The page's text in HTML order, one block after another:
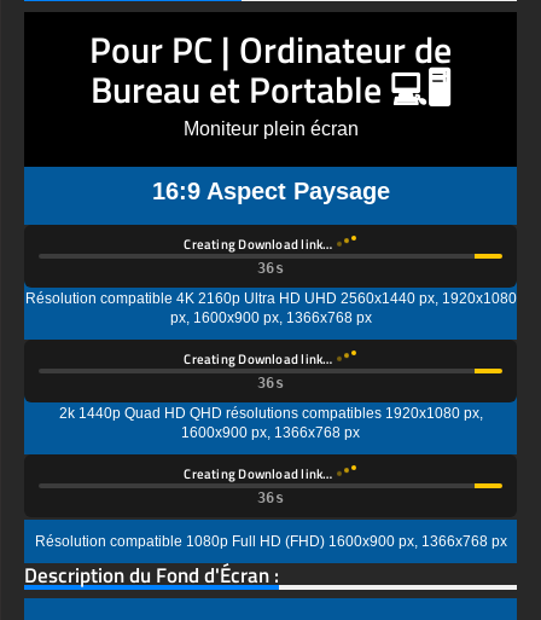
Pour PC | Ordinateur de
Bureau et Portable 💻🖥️
Moniteur plein écran
16:9 Aspect Paysage
Creating Download link…
Résolution compatible 4K 2160p Ultra HD UHD 2560x1440 px, 1920x1080
px, 1600x900 px, 1366x768 px
Creating Download link…
2k 1440p Quad HD QHD résolutions compatibles 1920x1080 px,
1600x900 px, 1366x768 px
Creating Download link…
Résolution compatible 1080p Full HD (FHD) 1600x900 px, 1366x768 px
Description du Fond d'Écran :
Plongez dans l'univers magique de Marvel avec ce fond d'écran
incroyable de Doctor Strange qui rendra votre écran